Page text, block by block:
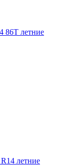
86T летние
летние